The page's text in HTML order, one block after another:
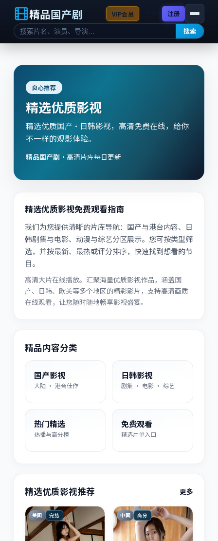
精品国产剧
搜索
VIP会员 注册
良心推荐
精选优质影视
精选优质国产·日韩影视，高清免费在线，给你
不一样的观影体验。
精品国产剧 · 高清片库每日更新
精选优质影视免费观看指南
我们为您提供清晰的片库导航：国产与港台内容、日
韩剧集与电影、动漫与综艺分区展示。您可按类型筛
选，并按最新、最热或评分排序，快速找到想看的节
目。
高清大片在线播放。汇聚海量优质影视作品，涵盖国
产、日韩、欧美等多个地区的精彩影片，支持高清画质
在线观看，让您随时随地畅享影视盛宴。
精品内容分类
国产影视
大陆 · 港台佳作
日韩影视
剧集 · 电影 · 综艺
热门精选
热播与高分榜
免费观看
精选片单入口
精选优质影视推荐 更多
美国 完结 中国 高分